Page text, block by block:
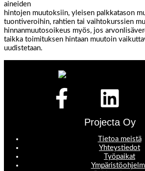
aineiden
hintojen muutoksiin, yleisen palkkatason
tuontiveroihin, rahtien tai vaihtokurssien
hinnanmuutosoikeus myös, jos
taikka toimituksen hintaan muutoin
uudistetaan.
Projecta Oy
Tietoa meistä
Yhteystiedot
Työpaikat